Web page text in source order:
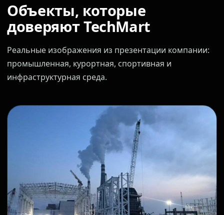
Объекты, которые
доверяют TechMart
Реальные изображения из презентации компании:
промышленная, курортная, спортивная и
инфраструктурная среда.